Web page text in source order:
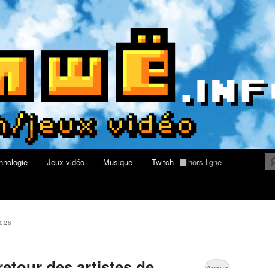
geek, tech et jeux vidéo
de nouvelles technologies et de jeux vidéo
Jeux vidéo Musique Twitch hors-ligne